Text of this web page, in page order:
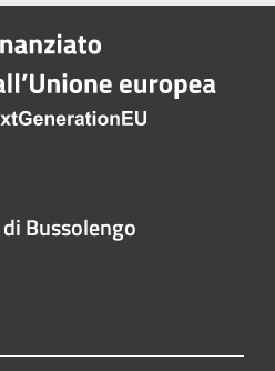
Bussolengo